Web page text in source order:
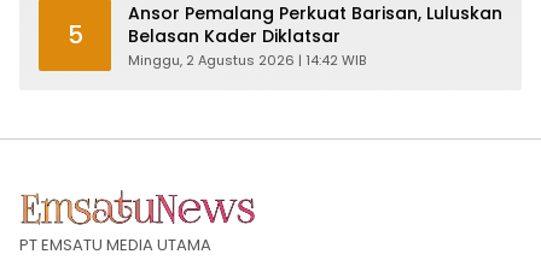
5
Ansor Pemalang Perkuat Barisan, Luluskan
Belasan Kader Diklatsar
Minggu, 2 Agustus 2026 | 14:42 WIB
PT EMSATU MEDIA UTAMA